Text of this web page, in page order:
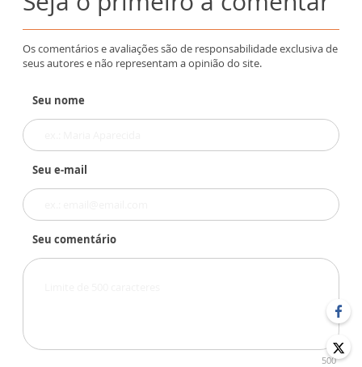
Os comentários e avaliações são de responsabilidade exclusiva de
seus autores e não representam a opinião do site.
Seu nome
Seu e-mail
Seu comentário
500